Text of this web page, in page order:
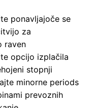
ponavljajoče se
za
raven
opcijo izplačila
stopnji
minorne periods
prevoznih